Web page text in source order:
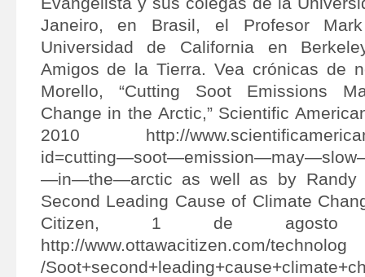
Janeiro, en Brasil, el Profesor
Universidad de California en
Amigos de la Tierra. Vea crónicas de
Morello, “Cutting Soot Emissions
Change in the Arctic,” Scientific
2010 http://
—in—the—arctic as well as by Randy
Second Leading Cause of Climate
Citizen, 1 de agosto
http://www.ottawacitizen.com/technolog
/